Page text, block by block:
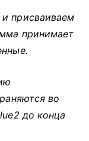
присваиваем
принимает
во
до конца